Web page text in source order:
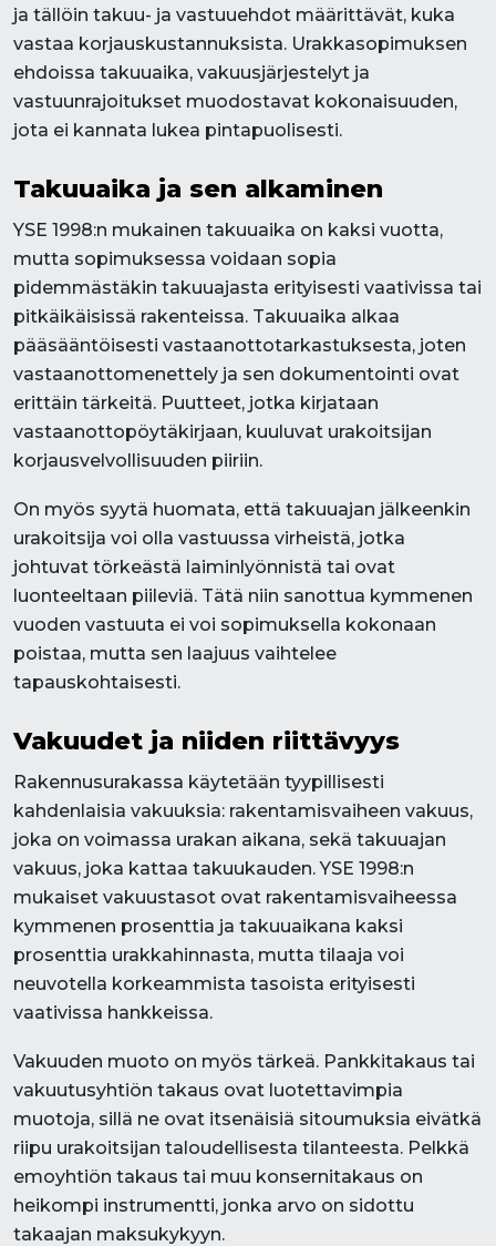
ja tällöin takuu- ja vastuuehdot määrittävät, kuka
vastaa korjauskustannuksista. Urakkasopimuksen
ehdoissa takuuaika, vakuusjärjestelyt ja
vastuunrajoitukset muodostavat kokonaisuuden,
jota ei kannata lukea pintapuolisesti.
Takuuaika ja sen alkaminen
YSE 1998:n mukainen takuuaika on kaksi vuotta,
mutta sopimuksessa voidaan sopia
pidemmästäkin takuuajasta erityisesti vaativissa tai
pitkäikäisissä rakenteissa. Takuuaika alkaa
pääsääntöisesti vastaanottotarkastuksesta, joten
vastaanottomenettely ja sen dokumentointi ovat
erittäin tärkeitä. Puutteet, jotka kirjataan
vastaanottopöytäkirjaan, kuuluvat urakoitsijan
korjausvelvollisuuden piiriin.
On myös syytä huomata, että takuuajan jälkeenkin
urakoitsija voi olla vastuussa virheistä, jotka
johtuvat törkeästä laiminlyönnistä tai ovat
luonteeltaan piileviä. Tätä niin sanottua kymmenen
vuoden vastuuta ei voi sopimuksella kokonaan
poistaa, mutta sen laajuus vaihtelee
tapauskohtaisesti.
Vakuudet ja niiden riittävyys
Rakennusurakassa käytetään tyypillisesti
kahdenlaisia vakuuksia: rakentamisvaiheen vakuus,
joka on voimassa urakan aikana, sekä takuuajan
vakuus, joka kattaa takuukauden. YSE 1998:n
mukaiset vakuustasot ovat rakentamisvaiheessa
kymmenen prosenttia ja takuuaikana kaksi
prosenttia urakkahinnasta, mutta tilaaja voi
neuvotella korkeammista tasoista erityisesti
vaativissa hankkeissa.
Vakuuden muoto on myös tärkeä. Pankkitakaus tai
vakuutusyhtiön takaus ovat luotettavimpia
muotoja, sillä ne ovat itsenäisiä sitoumuksia eivätkä
riipu urakoitsijan taloudellisesta tilanteesta. Pelkkä
emoyhtiön takaus tai muu konsernitakaus on
heikompi instrumentti, jonka arvo on sidottu
takaajan maksukykyyn.